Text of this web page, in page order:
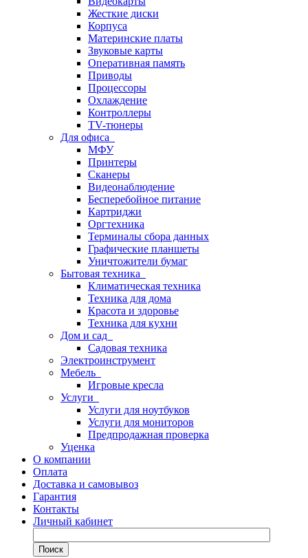
Жесткие диски
Корпуса
Материнские платы
Звуковые карты
Оперативная память
Приводы
Процессоры
Охлаждение
Контроллеры
TV-тюнеры
Для офиса
МФУ
Принтеры
Сканеры
Видеонаблюдение
Бесперебойное питание
Картриджи
Оргтехника
Терминалы сбора данных
Графические планшеты
Уничтожители бумаг
Бытовая техника
Климатическая техника
Техника для дома
Красота и здоровье
Техника для кухни
Дом и сад
Садовая техника
Электроинструмент
Мебель
Игровые кресла
Услуги
Услуги для ноутбуков
Услуги для мониторов
Предпродажная проверка
Уценка
О компании
Оплата
Доставка и самовывоз
Гарантия
Контакты
Личный кабинет
Поиск